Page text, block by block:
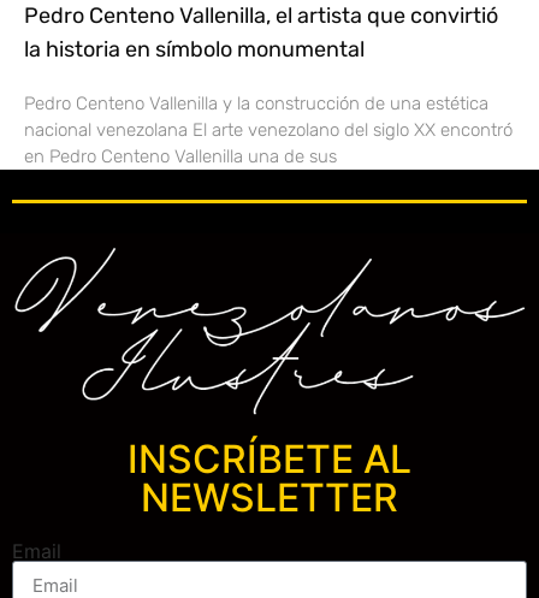
Pedro Centeno Vallenilla, el artista que convirtió
la historia en símbolo monumental
Pedro Centeno Vallenilla y la construcción de una estética
nacional venezolana El arte venezolano del siglo XX encontró
en Pedro Centeno Vallenilla una de sus
INSCRÍBETE AL
NEWSLETTER
Email